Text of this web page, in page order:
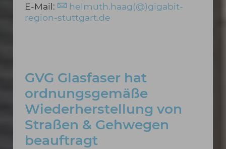
E-Mail:
helmuth.haag(@)gigabit-
region-stuttgart.de
GVG Glasfaser hat
ordnungsgemäße
Wiederherstellung von
Straßen & Gehwegen
beauftragt